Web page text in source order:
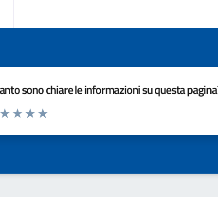
sono chiare le informazioni su questa
da 1 a 5 stelle la pagina